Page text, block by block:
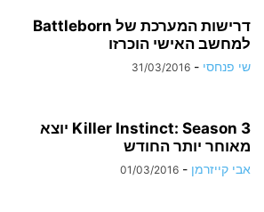
דרישות המערכת של Battleborn
למחשב האישי הוכרזו
שי פנחסי -
31/03/2016
Killer Instinct: Season 3 יוצא
מאוחר יותר החודש
אבי קייזרמן -
01/03/2016